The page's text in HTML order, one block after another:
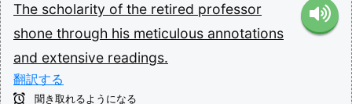
The scholarity of the retired professor
shone through his meticulous annotations
and extensive readings.
翻訳する
聞き取れるようになる